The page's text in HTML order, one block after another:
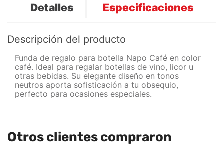
Detalles Especificaciones
Descripción del producto
Funda de regalo para botella Napo Café en color
café. Ideal para regalar botellas de vino, licor u
otras bebidas. Su elegante diseño en tonos
neutros aporta sofisticación a tu obsequio,
perfecto para ocasiones especiales.
Otros clientes compraron